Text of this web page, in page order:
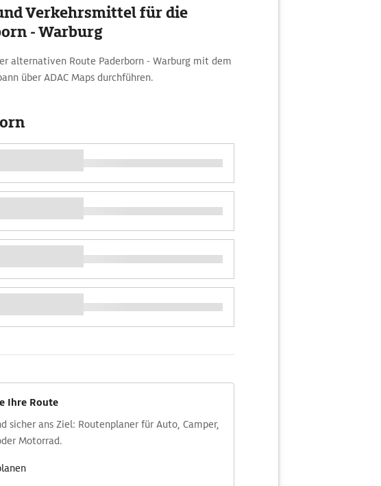
Verkehrsmittel für die
- Warburg
alternativen Route Paderborn - Warburg mit dem
über ADAC Maps durchführen.
Ihre Route
sicher ans Ziel: Routen­planer für Auto, Camper,
Motorrad.